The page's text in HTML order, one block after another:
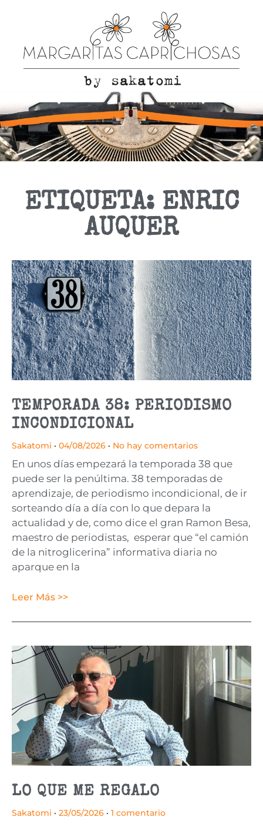
ETIQUETA: ENRIC
AUQUER
TEMPORADA 38: PERIODISMO
INCONDICIONAL
Sakatomi 04/08/2026 No hay comentarios
En unos días empezará la temporada 38 que
puede ser la penúltima. 38 temporadas de
aprendizaje, de periodismo incondicional, de ir
sorteando día a día con lo que depara la
actualidad y de, como dice el gran Ramon Besa,
maestro de periodistas, esperar que “el camión
de la nitroglicerina” informativa diaria no
aparque en la
Leer Más >>
LO QUE ME REGALO
Sakatomi 23/05/2026 1 comentario